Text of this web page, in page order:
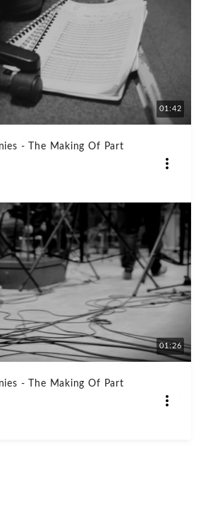
01:42
- The Making Of Part
01:26
- The Making Of Part